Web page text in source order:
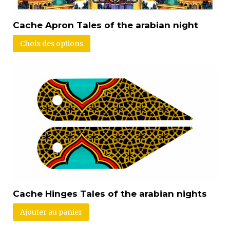
Cache Apron Tales of the arabian night
Choix des options
Cache Hinges Tales of the arabian nights
Ajouter au panier